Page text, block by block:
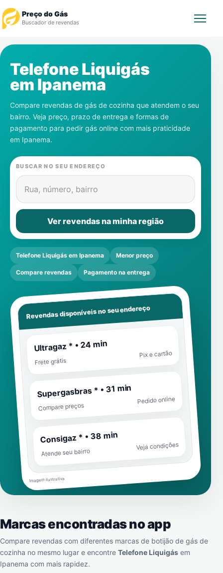
Preço do Gás
Buscador de revendas
Revendedor
Notícias
Cadastre-se
Gás
Contatos
Telefone Liquigás
em Ipanema
Compare revendas de gás de cozinha que atendem o seu
bairro. Veja preço, prazo de entrega e formas de
pagamento para pedir gás online com mais praticidade
em Ipanema.
BUSCAR NO SEU ENDEREÇO
Rua, número, bairro
Ver revendas na minha região
Telefone Liquigás em Ipanema Menor preço
Compare revendas Pagamento na entrega
Revendas disponíveis no seu endereço
Ultragaz * • 24 min
Frete grátis
Pix e cartão
Supergasbras * • 31 min
Compare preços
Pedido online
Consigaz * • 38 min
Atende seu bairro
Veja condições
Imagem ilustrativa
Marcas encontradas no app
Compare revendas com diferentes marcas de botijão de gás de
cozinha no mesmo lugar e encontre Telefone Liquigás em
Ipanema com mais rapidez.